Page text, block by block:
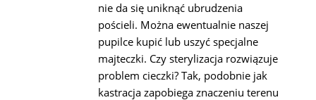
nie da się uniknąć ubrudzenia
pościeli. Można ewentualnie naszej
pupilce kupić lub uszyć specjalne
majteczki. Czy sterylizacja rozwiązuje
problem cieczki? Tak, podobnie jak
kastracja zapobiega znaczeniu terenu